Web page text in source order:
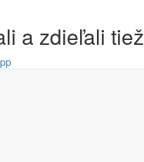
a zdieľali tiež